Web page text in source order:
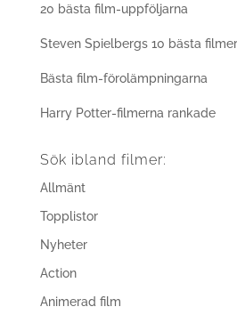
20 bästa film-uppföljarna
Steven Spielbergs 10 bästa filmer
Bästa film-förolämpningarna
Harry Potter-filmerna rankade
Sök ibland filmer:
Allmänt
Topplistor
Nyheter
Action
Animerad film